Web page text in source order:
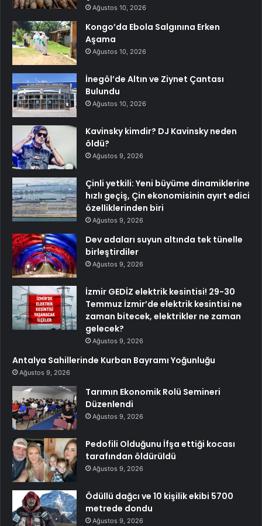
Ağustos 10, 2026
Kongo’da Ebola Salgınına Erken
Aşama
Ağustos 10, 2026
İnegöl’de Altın ve Ziynet Çantası
Bulundu
Ağustos 10, 2026
Kavinsky kimdir? DJ Kavinsky neden
öldü?
Ağustos 9, 2026
Çinli yetkili: Yeni büyüme dinamiklerine
hızlı geçiş, Çin ekonomisinin ayırt edici
özelliklerinden biri
Ağustos 9, 2026
Dev adaları suyun altında tek tünelle
birleştirdiler
Ağustos 9, 2026
İzmir GEDİZ elektrik kesintisi! 29-30
Temmuz İzmir’de elektrik kesintisi ne
zaman bitecek, elektrikler ne zaman
gelecek?
Ağustos 9, 2026
Antalya Sahillerinde Kurban Bayramı Yoğunluğu
Ağustos 9, 2026
Tarımın Ekonomik Rolü Semineri
Düzenlendi
Ağustos 9, 2026
Pedofili Olduğunu İfşa ettiği kocası
tarafından öldürüldü
Ağustos 9, 2026
Ödüllü dağcı ve 10 kişilik ekibi 5700
metrede dondu
Ağustos 9, 2026